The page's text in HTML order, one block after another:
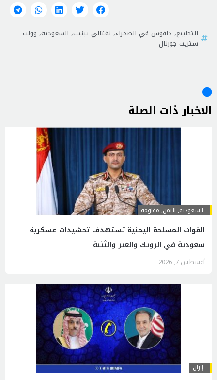
التطبيع, دافوس في الصحراء, نفتالي بينيت, السعودية, وولت
ستريت جورنال
الاخبار ذات الصلة
السعودية, اليمن, مقاومة
القوات المسلحة اليمنية تستهدف تحشيدات عسكرية
سعودية في الرويك والعبر والثنية
أغسطس 7, 2026
إيران